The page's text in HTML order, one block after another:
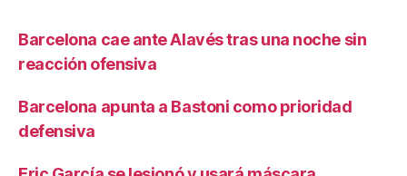
Barcelona cae ante Alavés tras una noche sin
reacción ofensiva
Barcelona apunta a Bastoni como prioridad
defensiva